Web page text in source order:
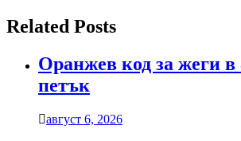
Related Posts
Оранжев код за жеги в
петък
август 6, 2026